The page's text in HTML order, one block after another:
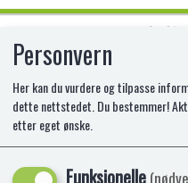
L.O.L.
Personvern
Her kan du vurdere og tilpasse
dette nettstedet. Du bestemmer!
etter eget ønske.
Funksjonelle